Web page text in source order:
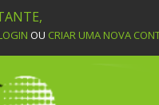
OU CRIAR UMA NOVA